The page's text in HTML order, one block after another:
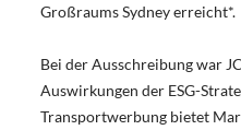
Großraums Sydney erreicht*.
Bei der Ausschreibung war
Auswirkungen der ESG-
Transportwerbung bietet